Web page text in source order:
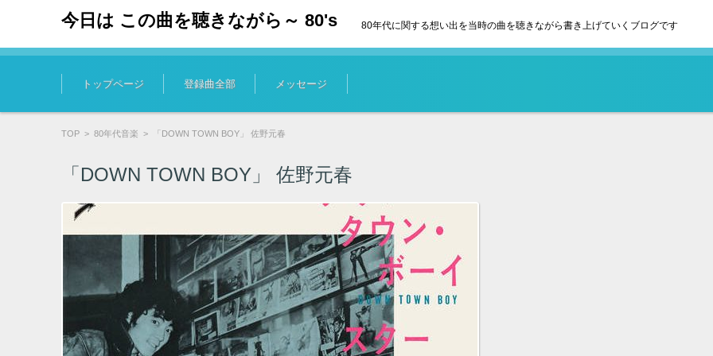
今日は この曲を聴きながら～ 80's 80年代に関する想い出を当時の曲を聴きながら書き上げていくブログです
コンテンツに移動
トップページ 登録曲全部 メッセージ
TOP > 80年代音楽 > 「DOWN TOWN BOY」 佐野元春
「DOWN TOWN BOY」 佐野元春